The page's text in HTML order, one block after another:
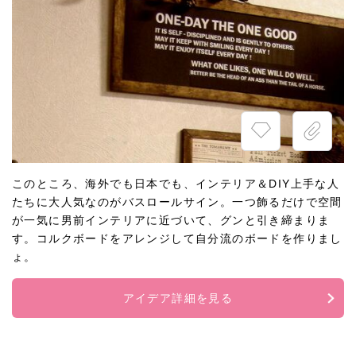
このところ、海外でも日本でも、インテリア＆DIY上手な人
たちに大人気なのがバスロールサイン。一つ飾るだけで空間
が一気に男前インテリアに近づいて、グンと引き締まりま
す。コルクボードをアレンジして自分流のボードを作りまし
ょ。
アイデア詳細を見る